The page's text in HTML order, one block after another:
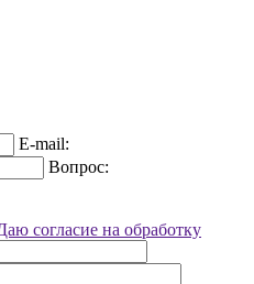
E-mail:
Вопрос:
согласие на обработку